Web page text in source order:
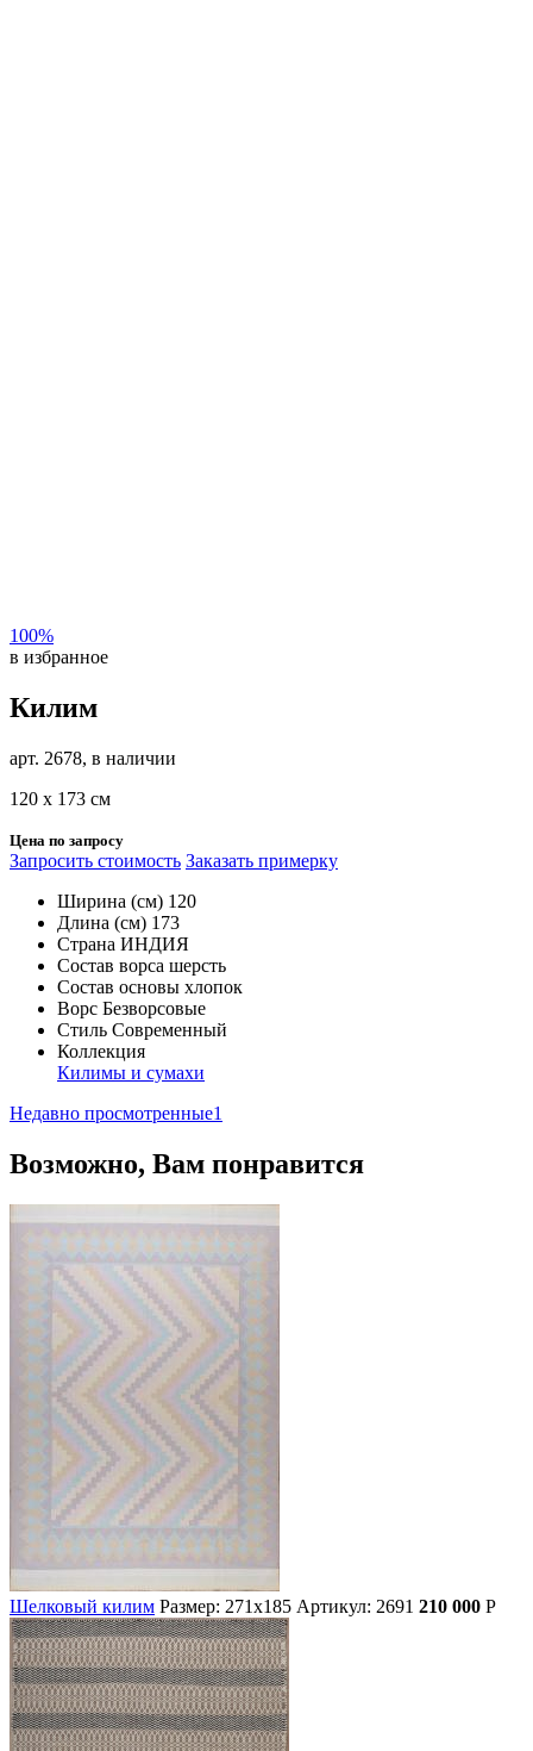
100%
в избранное
Килим
арт. 2678, в наличии
120 х 173 см
Цена по запросу
Запросить стоимость Заказать примерку
Ширина (см) 120
Длина (см) 173
Страна ИНДИЯ
Состав ворса шерсть
Состав основы хлопок
Ворс Безворсовые
Стиль Современный
Коллекция
Килимы и сумахи
Недавно просмотренные1
Возможно, Вам понравится
Шелковый килим Размер: 271х185 Артикул: 2691 210 000 Р